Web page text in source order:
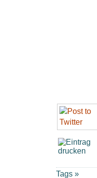
Tags »